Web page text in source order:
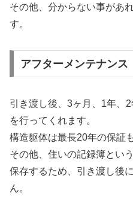
その他、分からない事があ
す。
アフターメンテナンス
引き渡し後、3ヶ月、1年、
を行ってくれます。
構造躯体は最長20年の保証
その他、住いの記録簿とい
保存するため、引き渡し後
ん。